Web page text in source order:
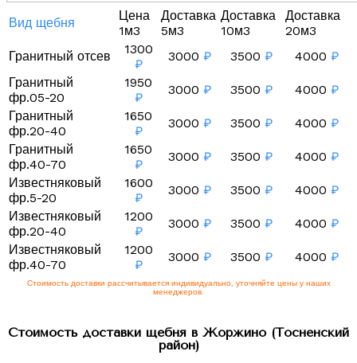
Вид щебня
Цена
1м3
Доставка
5м3
Доставка
10м3
Доставка
20м3
Гранитный отсев
1300
₽
3000 ₽ 3500 ₽ 4000 ₽
Гранитный
фр.05-20
1950
₽
3000 ₽ 3500 ₽ 4000 ₽
Гранитный
фр.20-40
1650
₽
3000 ₽ 3500 ₽ 4000 ₽
Гранитный
фр.40-70
1650
₽
3000 ₽ 3500 ₽ 4000 ₽
Известняковый
фр.5-20
1600
₽
3000 ₽ 3500 ₽ 4000 ₽
Известняковый
фр.20-40
1200
₽
3000 ₽ 3500 ₽ 4000 ₽
Известняковый
фр.40-70
1200
₽
3000 ₽ 3500 ₽ 4000 ₽
Стоимость доставки рассчитывается индивидуально, уточняйте цены у наших
менеджеров.
Стоимость доставки щебня в Жоржино (Тосненский
район)